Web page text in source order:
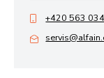
+420 563